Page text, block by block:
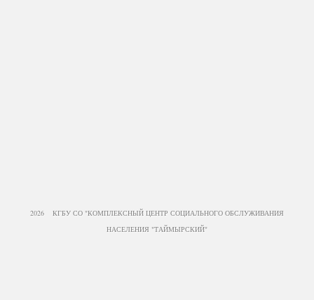
2026 КГБУ СО "КОМПЛЕКСНЫЙ ЦЕНТР СОЦИАЛЬНОГО ОБСЛУЖИВАНИЯ
НАСЕЛЕНИЯ "ТАЙМЫРСКИЙ"